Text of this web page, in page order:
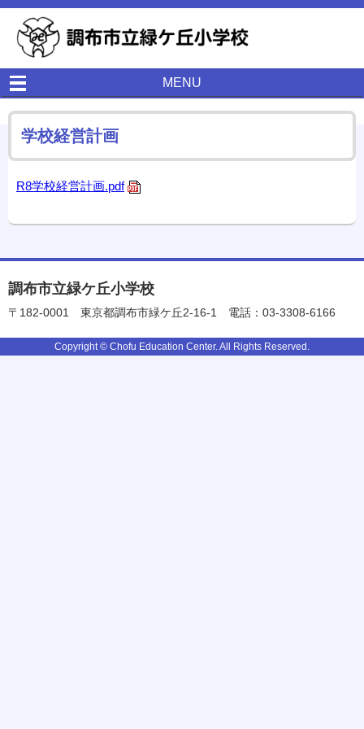
MENU
学校経営計画
R8学校経営計画.pdf
調布市立緑ケ丘小学校
〒182-0001 東京都調布市緑ケ丘2-16-1 電話：03-3308-6166
Copyright © Chofu Education Center. All Rights Reserved.